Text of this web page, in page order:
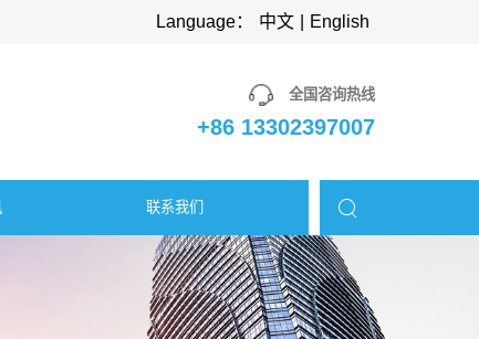
Language： 中文 English
全国咨询热线
+86 13302397007
联系我们